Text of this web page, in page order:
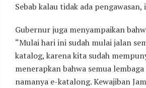
Sebab kalau tidak ada
Gubernur juga menyampaikan
“Mulai hari ini sudah mulai jalan
katalog, karena kita sudah
menerapkan bahwa semua
namanya e-katalong. Kewajiban